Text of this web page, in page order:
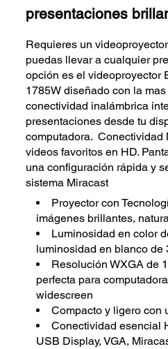
presentaciones
Requieres un
puedas llevar a cualquier
opción es el videoproyector
1785W diseñado con la
conectividad inalámbrica
presentaciones desde tu
computadora. Conectividad
videos favoritos en HD.
una configuración rápida y
sistema Miracast
Proyector con
imágenes brillantes,
Luminosidad en color
luminosidad en blanco de
Resolución WXGA de
perfecta para
widescreen
Compacto y ligero con
Conectividad esencial
USB Display, VGA,